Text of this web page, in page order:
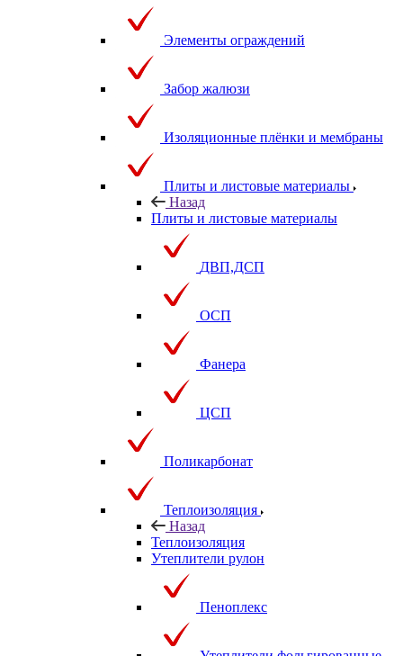
Элементы ограждений
Забор жалюзи
Изоляционные плёнки и мембраны
Плиты и листовые материалы
Назад
Плиты и листовые материалы
ДВП,ДСП
ОСП
Фанера
ЦСП
Поликарбонат
Теплоизоляция
Назад
Теплоизоляция
Утеплители рулон
Пеноплекс